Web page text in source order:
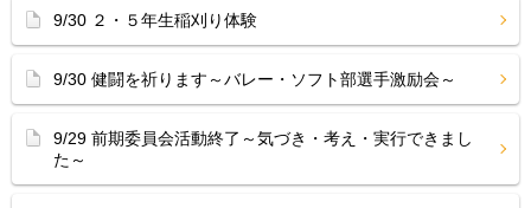
9/30 ２・５年生稲刈り体験
9/30 健闘を祈ります～バレー・ソフト部選手激励会～
9/29 前期委員会活動終了～気づき・考え・実行できまし
た～